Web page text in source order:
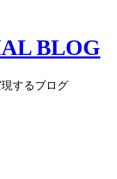
BLOG
するブログ